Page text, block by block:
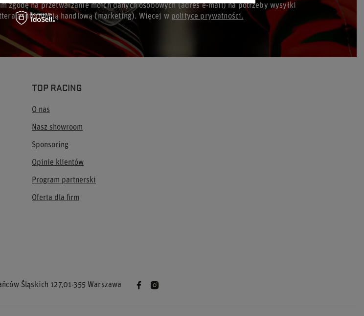
zgodę na przetwarzanie moich danych osobowych (adres e-mail) na potrzeby wysyłki
z informacją handlową (marketing). Więcej w polityce prywatności.
TOP RACING
O nas
Nasz showroom
Sponsoring
Opinie klientów
Program partnerski
Oferta dla firm
Śląskich 127,01-355Warszawa